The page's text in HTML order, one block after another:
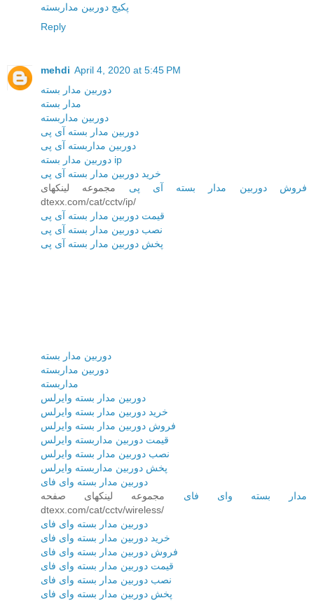
پکیج دوربین مداربسته
Reply
mehdi April 4, 2020 at 5:45 PM
دوربین مدار بسته
مدار بسته
دوربین مداربسته
دوربین مدار بسته آی پی
دوربین مداربسته آی پی
دوربین مدار بسته ip
خرید دوربین مدار بسته آی پی
فروش دوربین مدار بسته آی پی مجموعه لینکهای
dtexx.com/cat/cctv/ip/
قیمت دوربین مدار بسته آی پی
نصب دوربین مدار بسته آی پی
پخش دوربین مدار بسته آی پی
دوربین مدار بسته
دوربین مداربسته
مداربسته
دوربین مدار بسته وایرلس
خرید دوربین مدار بسته وایرلس
فروش دوربین مدار بسته وایرلس
قیمت دوربین مداربسته وایرلس
نصب دوربین مدار بسته وایرلس
پخش دوربین مداربسته وایرلس
دوربین مدار بسته وای فای
مدار بسته وای فای مجموعه لینکهای صفحه
dtexx.com/cat/cctv/wireless/
دوربین مدار بسته وای فای
خرید دوربین مدار بسته وای فای
فروش دوربین مدار بسته وای فای
قیمت دوربین مدار بسته وای فای
نصب دوربین مدار بسته وای فای
پخش دوربین مدار بسته وای فای